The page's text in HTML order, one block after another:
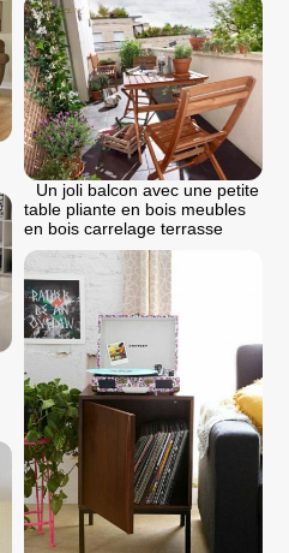
Un joli balcon avec une petite
table pliante en bois meubles
en bois carrelage terrasse